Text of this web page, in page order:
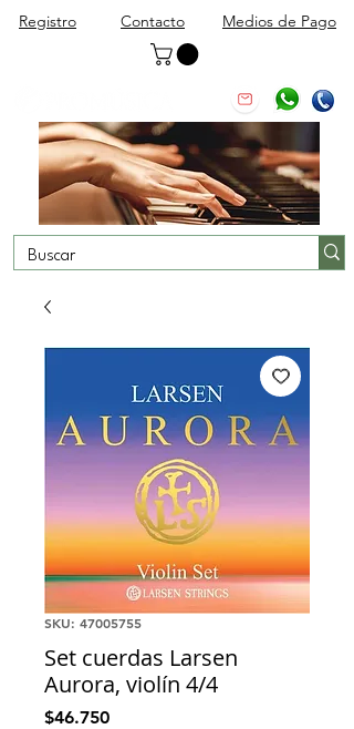
Registro Contacto Medios de Pago
SKU: 47005755
Set cuerdas Larsen
Aurora, violín 4/4
$46.750Precio